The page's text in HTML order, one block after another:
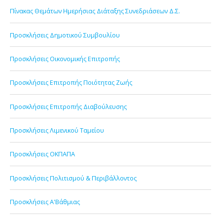
Πίνακας Θεμάτων Ημερήσιας Διάταξης Συνεδριάσεων Δ.Σ.
Προσκλήσεις Δημοτικού Συμβουλίου
Προσκλήσεις Οικονομικής Επιτροπής
Προσκλήσεις Επιτροπής Ποιότητας Ζωής
Προσκλήσεις Επιτροπής Διαβούλευσης
Προσκλήσεις Λιμενικού Ταμείου
Προσκλήσεις ΟΚΠΑΠΑ
Προσκλήσεις Πολιτισμού & Περιβάλλοντος
Προσκλήσεις Α'Βάθμιας